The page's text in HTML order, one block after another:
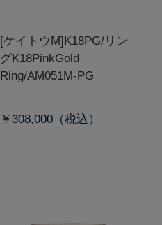
[ケイトウM]K18PG/リン
グK18PinkGold
Ring/AM051M-PG
￥308,000